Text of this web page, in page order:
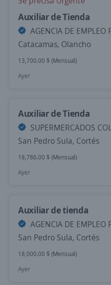
Auxiliar de Tienda
AGENCIA DE EMPLEO
Catacamas, Olancho
13,700.00 $ (Mensual)
Ayer
Auxiliar de Tienda
SUPERMERCADOS
San Pedro Sula, Cortés
18,786.00 $ (Mensual)
Ayer
Auxiliar de tienda
AGENCIA DE EMPLEO
San Pedro Sula, Cortés
18,000.00 $ (Mensual)
Ayer